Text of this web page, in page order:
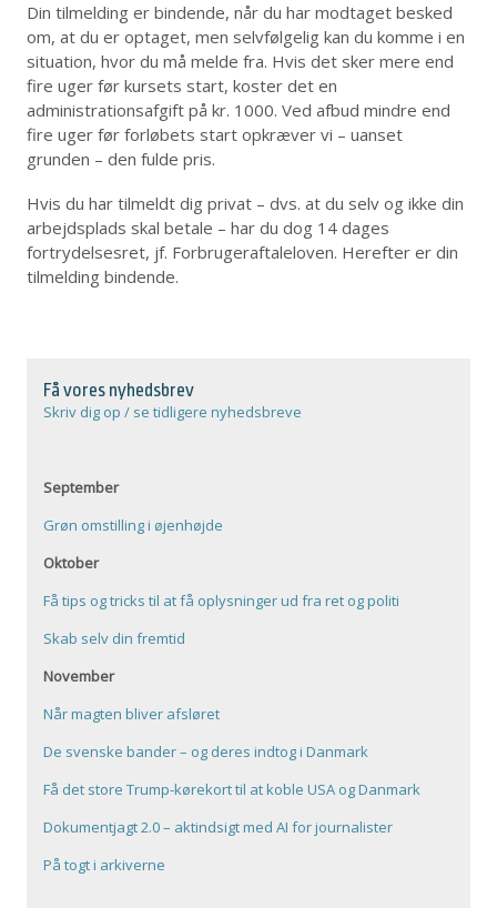
Din tilmelding er bindende, når du har modtaget besked
om, at du er optaget, men selvfølgelig kan du komme i en
situation, hvor du må melde fra. Hvis det sker mere end
fire uger før kursets start, koster det en
administrationsafgift på kr. 1000. Ved afbud mindre end
fire uger før forløbets start opkræver vi – uanset
grunden – den fulde pris.
Hvis du har tilmeldt dig privat – dvs. at du selv og ikke din
arbejdsplads skal betale – har du dog 14 dages
fortrydelsesret, jf. Forbrugeraftaleloven. Herefter er din
tilmelding bindende.
Få vores nyhedsbrev
Skriv dig op / se tidligere nyhedsbreve
September
Grøn omstilling i øjenhøjde
Oktober
Få tips og tricks til at få oplysninger ud fra ret og politi
Skab selv din fremtid
November
Når magten bliver afsløret
De svenske bander – og deres indtog i Danmark
Få det store Trump-kørekort til at koble USA og Danmark
Dokumentjagt 2.0 – aktindsigt med AI for journalister
På togt i arkiverne